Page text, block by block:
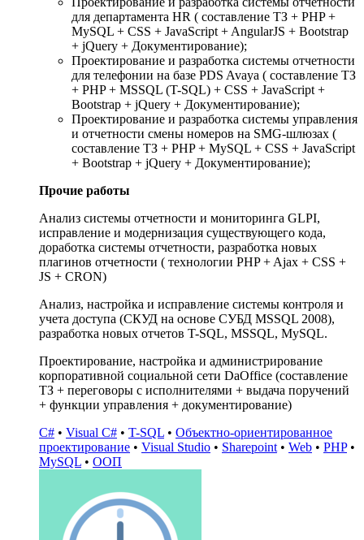
для департамента HR ( составление ТЗ + PHP +
MySQL + CSS + JavaScript + AngularJS + Bootstrap
+ jQuery + Документирование);
Проектирование и разработка системы отчетности
для телефонии на базе PDS Avaya ( составление ТЗ
+ PHP + MSSQL (T-SQL) + CSS + JavaScript +
Bootstrap + jQuery + Документирование);
Проектирование и разработка системы управления
и отчетности смены номеров на SMG-шлюзах (
составление ТЗ + PHP + MySQL + CSS + JavaScript
+ Bootstrap + jQuery + Документирование);
Прочие работы
Анализ системы отчетности и мониторинга GLPI,
исправление и модернизация существующего кода,
доработка системы отчетности, разработка новых
плагинов отчетности ( технологии PHP + Ajax + CSS +
JS + CRON)
Анализ, настройка и исправление системы контроля и
учета доступа (СКУД на основе СУБД MSSQL 2008),
разработка новых отчетов T-SQL, MSSQL, MySQL.
Проектирование, настройка и администрирование
корпоративной социальной сети DaOffice (составление
ТЗ + переговоры с исполнителями + выдача поручений
+ функции управления + документирование)
C# • Visual C# • T-SQL • Объектно-ориентированное
проектирование • Visual Studio • Sharepoint • Web • PHP•
MySQL • ООП